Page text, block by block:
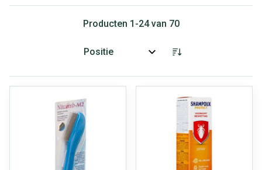
Producten 1 -24van 70
Sorteer op: